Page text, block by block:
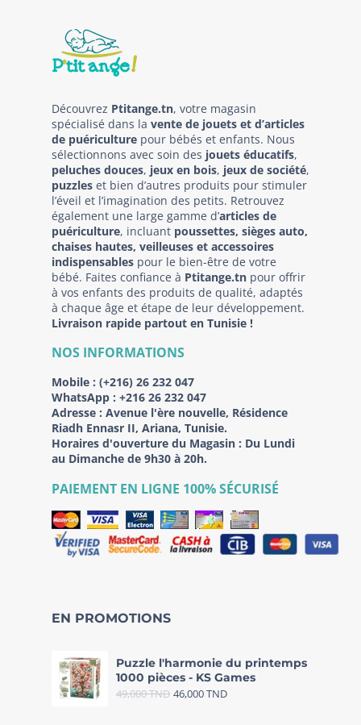
Découvrez Ptitange.tn, votre magasin
spécialisé dans la vente de jouets et d’articles
de puériculture pour bébés et enfants. Nous
sélectionnons avec soin des jouets éducatifs,
peluches douces, jeux en bois, jeux de société,
puzzles et bien d’autres produits pour stimuler
l’éveil et l’imagination des petits. Retrouvez
également une large gamme d’articles de
puériculture, incluant poussettes, sièges auto,
chaises hautes, veilleuses et accessoires
indispensables pour le bien-être de votre
bébé. Faites confiance à Ptitange.tn pour offrir
à vos enfants des produits de qualité, adaptés
à chaque âge et étape de leur développement.
Livraison rapide partout en Tunisie !
NOS INFORMATIONS
Mobile : (+216) 26 232 047
WhatsApp : +216 26 232 047
Adresse : Avenue l'ère nouvelle, Résidence
Riadh Ennasr II, Ariana, Tunisie.
Horaires d'ouverture du Magasin : Du Lundi
au Dimanche de 9h30 à 20h.
PAIEMENT EN LIGNE 100% SÉCURISÉ
EN PROMOTIONS
Puzzle l'harmonie du printemps
1000 pièces - KS Games
49,000TND 46,000TND